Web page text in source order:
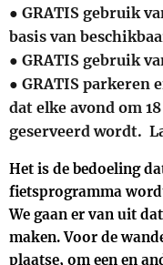
● GRATIS gebruik
basis van
● GRATIS gebruik
● GRATIS parkeren
dat elke avond om
geserveerd wordt.
Het is de bedoeling
fietsprogramma
We gaan er van uit
maken. Voor de
plaatse, om een en